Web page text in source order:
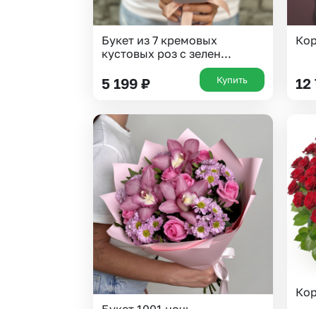
Букет из 7 кремовых
кустовых роз с зелен...
5 199 ₽ Купить 12